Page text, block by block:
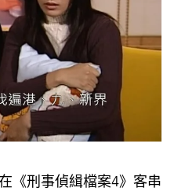
《刑事偵緝檔案4》客串